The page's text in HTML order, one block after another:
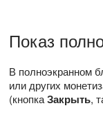
Показ
В полноэкранном
или других
(кнопкаЗакрыть,